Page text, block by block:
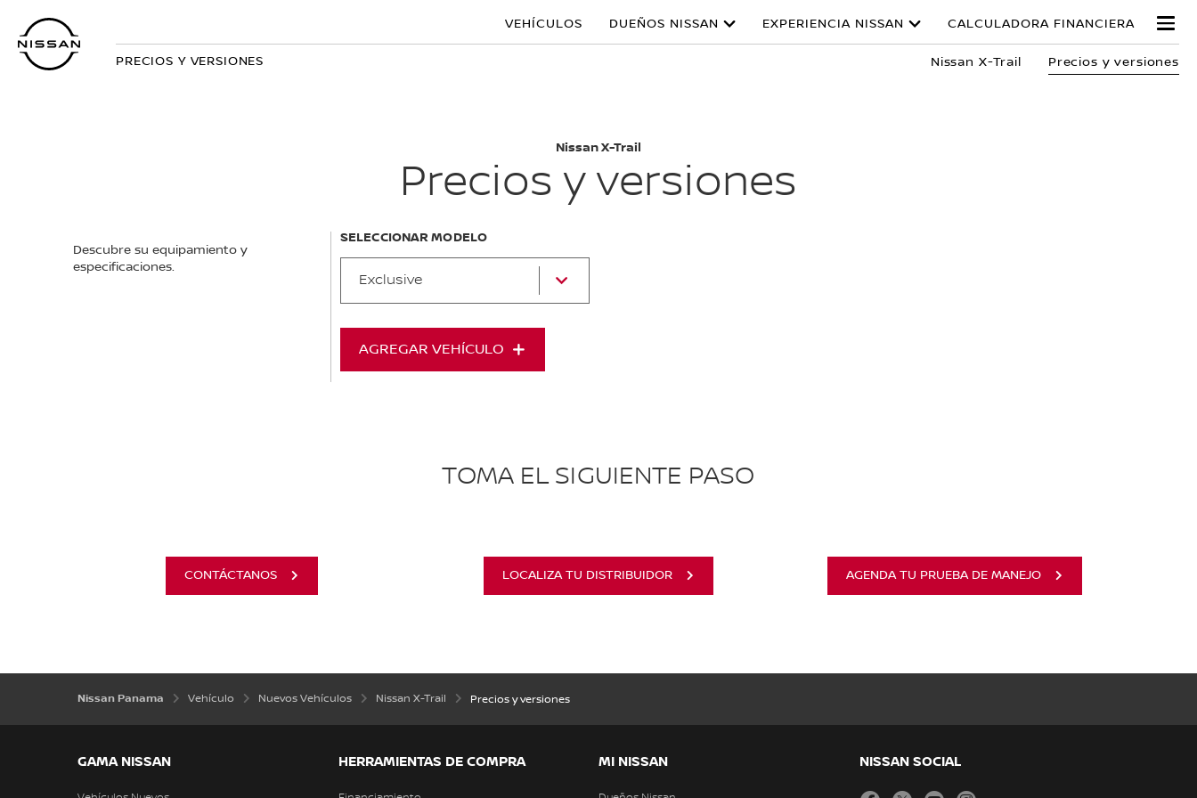
contenido
principal
VEHÍCULOS DUEÑOS NISSAN EXPERIENCIA NISSAN CALCULADORA FINANCIERA
PRECIOS Y VERSIONES Nissan X-Trail Precios y versiones
Nissan X-Trail
Precios y versiones
Descubre su equipamiento y
especificaciones.
SELECCIONAR MODELO
Exclusive
AGREGAR VEHÍCULO
TOMA EL SIGUIENTE PASO
CONTÁCTANOS LOCALIZA TU DISTRIBUIDOR AGENDA TU PRUEBA DE MANEJO
Nissan Panama Vehículo Nuevos Vehículos Nissan X-Trail Precios y versiones
GAMA NISSAN HERRAMIENTAS DE COMPRA MI NISSAN NISSAN SOCIAL